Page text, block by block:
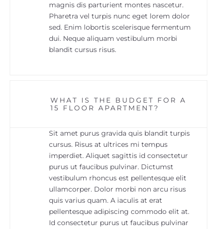
magnis dis parturient montes nascetur.
Pharetra vel turpis nunc eget lorem dolor
sed. Enim lobortis scelerisque fermentum
dui. Neque aliquam vestibulum morbi
blandit cursus risus.
WHAT IS THE BUDGET FOR A
15 FLOOR APARTMENT?
Sit amet purus gravida quis blandit turpis
cursus. Risus at ultrices mi tempus
imperdiet. Aliquet sagittis id consectetur
purus ut faucibus pulvinar. Dictumst
vestibulum rhoncus est pellentesque elit
ullamcorper. Dolor morbi non arcu risus
quis varius quam. A iaculis at erat
pellentesque adipiscing commodo elit at.
Id consectetur purus ut faucibus pulvinar